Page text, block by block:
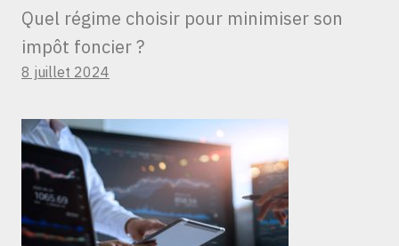
Quel régime choisir pour minimiser son
impôt foncier ?
8 juillet 2024